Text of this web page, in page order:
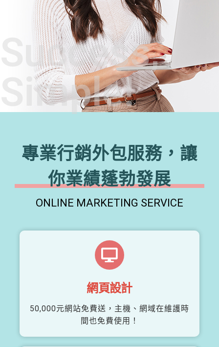
Success,
Simple!
專業行銷外包服務，讓
你業績蓬勃發展
ONLINE MARKETING SERVICE
網頁設計
50,000元網站免費送，主機、網域在維護時
間也免費使用！